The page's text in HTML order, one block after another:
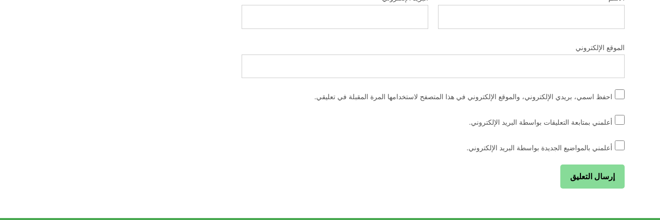
الموقع الإلكتروني
احفظ اسمي، بريدي الإلكتروني، والموقع الإلكتروني في هذا المتصفح لاستخدامها المرة المقبلة في تعليقي.
أعلمني بمتابعة التعليقات بواسطة البريد الإلكتروني.
أعلمني بالمواضيع الجديدة بواسطة البريد الإلكتروني.